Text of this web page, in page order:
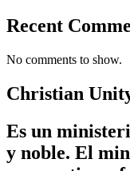
Recent
No comments to show.
Christian
Es un
y noble. El